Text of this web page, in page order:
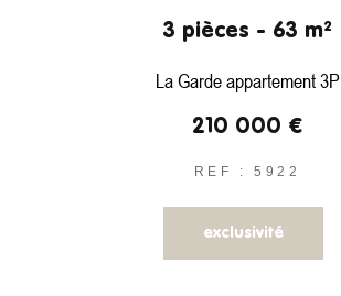
3 pièces - 63 m²
La Garde appartement 3P
210 000 €
REF : 5922
exclusivité